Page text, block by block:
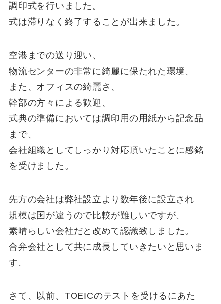
調印式を行いました。
式は滞りなく終了することが出来ました。
空港までの送り迎い、
物流センターの非常に綺麗に保たれた環境、
また、オフィスの綺麗さ、
幹部の方々による歓迎、
式典の準備においては調印用の用紙から記念品
まで、
会社組織としてしっかり対応頂いたことに感銘
を受けました。
先方の会社は弊社設立より数年後に設立され
規模は国が違うので比較が難しいですが、
素晴らしい会社だと改めて認識致しました。
合弁会社として共に成長していきたいと思いま
す。
さて、以前、TOEICのテストを受けるにあた